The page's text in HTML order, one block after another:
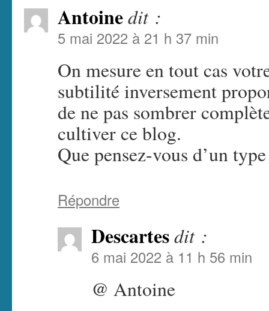
Antoinedit :
5 mai 2022 à 21 h 37 min
On mesure en tout cas
subtilité inversement
de ne pas sombrer
cultiver ce blog.
Que pensez-vous d’un
Répondre
Descartesdit :
6 mai 2022 à 11 h 56 min
@ Antoine